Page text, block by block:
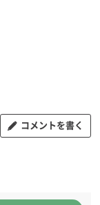
コメントを書く